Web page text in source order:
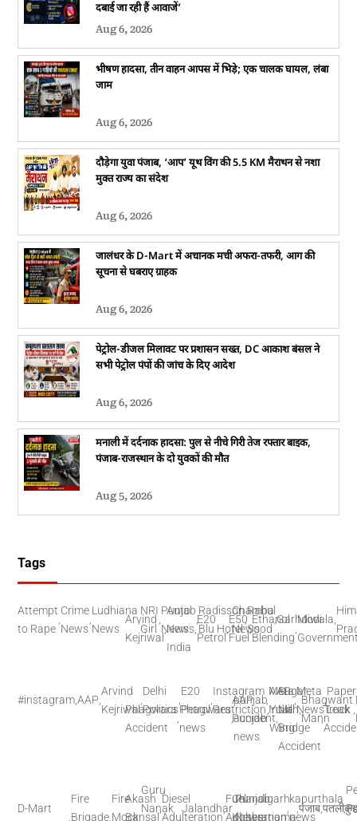
दबाई जा रही हैं आवाजें’
Aug 6, 2026
भीषण हादसा, तीन वाहन आपस में भिड़े; एक चालक घायल, लंबा
जाम
Aug 6, 2026
दौड़ेगा युवा पंजाब, ‘आप’ यूथ विंग की 5.5 KM मैराथन से नशा
मुक्त राज्य का संदेश
Aug 6, 2026
जालंधर के D-Mart में अचानक मची अफरा-तफरी, आग की
सूचना से घबराए ग्राहक
Aug 6, 2026
पेट्रोल-डीजल मिलावट पर प्रशासन सख्त, DC आकाश बंसल ने
सभी पेट्रोल पंपों की जांच के दिए आदेश
Aug 6, 2026
मनाली में दर्दनाक हादसा: पुल से नीचे गिरी तेज रफ्तार बाइक,
पंजाब-राजस्थान के दो युवकों की मौत
Aug 5, 2026
Tags
Attempt
to Rape
Crime
News
Ludhiana
News
,
NRI
Girl
Punjab
News
,
Radisson
Blu Hotel
,
Rahul
Sood
Arvind
Kejriwal
,
Auto
News
India
,
E20
Petrol
,
E50
Fuel
,
Ethanol
Blending
Modi
Chamba
News
,Garhdiwala
#instagram,AAP
Arvind
Kejriwal
Delhi
Politics
E20
Petrol
Instagram
Restriction
,
Meta
India
,
Meta
News
,
Paper
Leak
Phagwara
Accident
Phagwara
news
,
punjab
accident
news
Sugar
Mill
Bridge
Accident
,
Truck
AAP
Punjab
,
AAP
Youth
Wing
,
Bhagwant
Mann
D-Mart
Fire
Brigade
Fire
Mock,
Guru
Nanak
,
Jalandhar
,
Punjab
News
Akash
Bansal
,
Diesel
Adulteration
,
Fuel
Adulteration
kapurthala
news
,
Chandigarh
Khabernama
,पंजाब,